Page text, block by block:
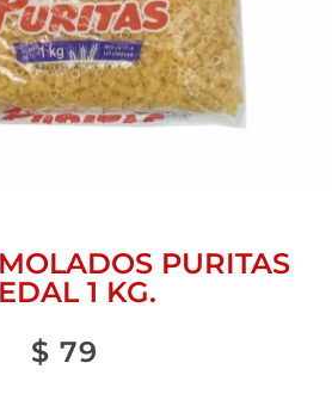
PURITAS
1 KG.
$ 79